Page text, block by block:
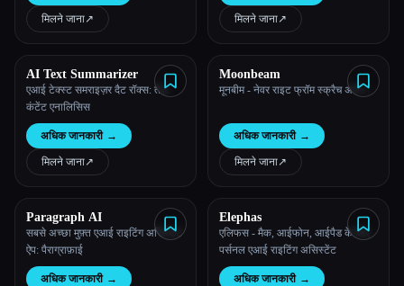
मिलने जाना↗︎ मिलने जाना↗︎
AI Text Summarizer
एआई टेक्स्ट समराइज़र दैट रॉक्स: तेज़
कंटेंट एनालिसिस
अधिक जानकारी →
मिलने जाना↗︎
Moonbeam
मूनबीम - नेवर राइट फ्रॉम स्क्रैच अगेन।
अधिक जानकारी →
मिलने जाना↗︎
Paragraph AI
सबसे अच्छा मुफ़्त एआई राइटिंग असिस्टेंट
ऐप: पैराग्राफ़ाई
अधिक जानकारी →
Elephas
एलिफस - मैक, आईफोन, आईपैड के लिए
पर्सनल एआई राइटिंग असिस्टेंट
अधिक जानकारी →